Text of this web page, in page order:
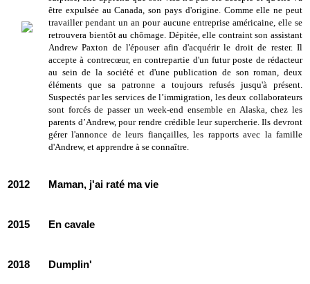
être expulsée au Canada, son pays d'origine. Comme elle ne peut
travailler pendant un an pour aucune entreprise américaine, elle se
retrouvera bientôt au chômage. Dépitée, elle contraint son assistant
Andrew Paxton de l'épouser afin d'acquérir le droit de rester. Il
accepte à contrecœur, en contrepartie d'un futur poste de rédacteur
au sein de la société et d'une publication de son roman, deux
éléments que sa patronne a toujours refusés jusqu'à présent.
Suspectés par les services de l’immigration, les deux collaborateurs
sont forcés de passer un week-end ensemble en Alaska, chez les
parents d’Andrew, pour rendre crédible leur supercherie. Ils devront
gérer l'annonce de leurs fiançailles, les rapports avec la famille
d'Andrew, et apprendre à se connaître.
2012 Maman, j'ai raté ma vie
2015 En cavale
2018 Dumplin'